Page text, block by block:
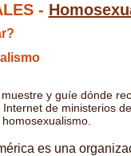
-
y guíe dónde
de ministerios
es una